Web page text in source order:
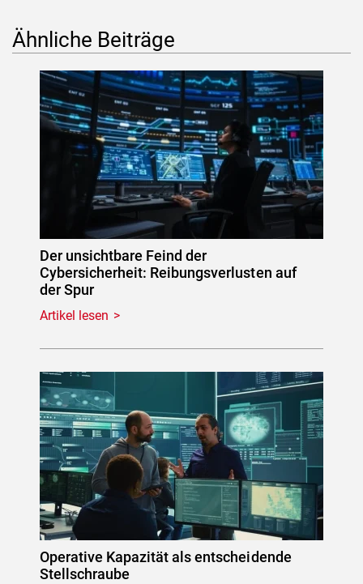
Ähnliche Beiträge
Der unsichtbare Feind der
Cybersicherheit: Reibungsverlusten auf
der Spur
Artikel lesen
Operative Kapazität als entscheidende
Stellschraube